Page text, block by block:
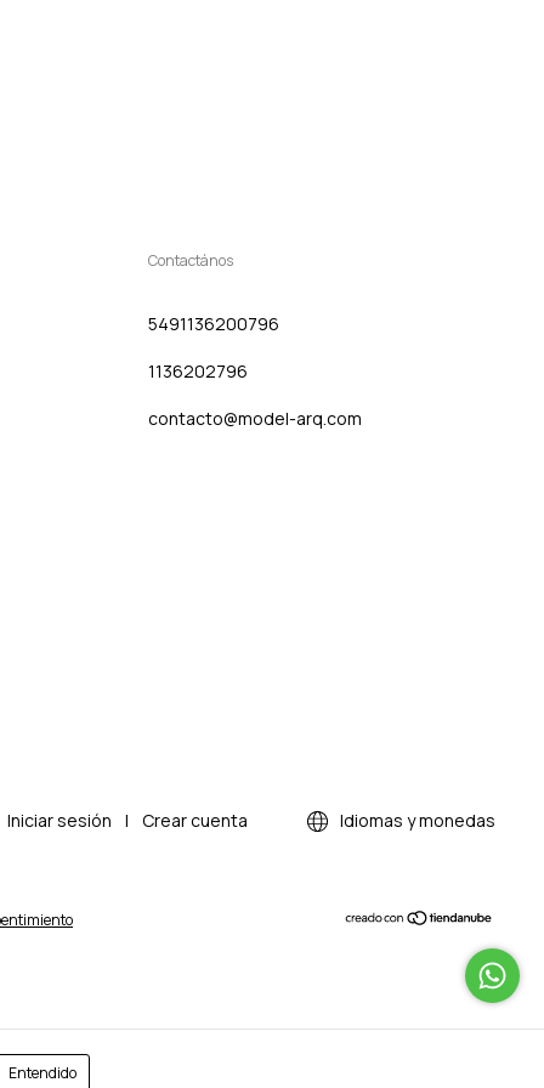
Entendido
Contactános
5491136200796
1136202796
contacto@model-arq.com
Iniciar sesión | Crear cuenta Idiomas y monedas